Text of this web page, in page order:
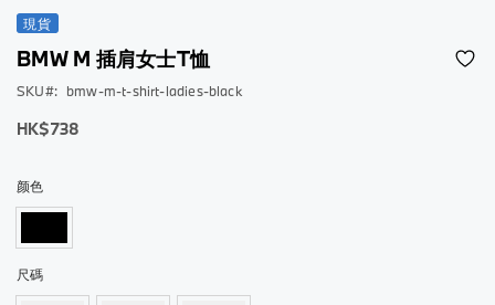
BMW M 插肩女士T恤
低
至
HK$738
SKU bmw-m-t-shirt-ladies-black
颜色
尺碼
現貨